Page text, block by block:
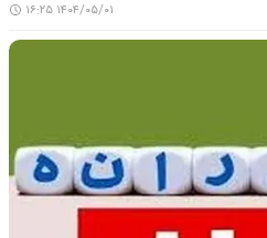
۱۴۰۴/۰۵/۰۱ ۱۶:۲۵